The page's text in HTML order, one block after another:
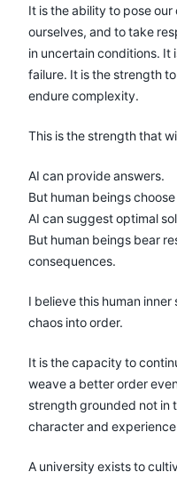
It is the ability to pose
ourselves, and to take
in uncertain conditions. It
failure. It is the strength
endure complexity.
This is the strength that
AI can provide answers.
But human beings
AI can suggest optimal
But human beings bear
consequences.
I believe this human
chaos into order.
It is the capacity to
weave a better order
strength grounded not in
character and
A university exists to